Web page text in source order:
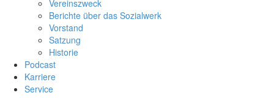
Vereinszweck
Berichte über das Sozialwerk
Vorstand
Satzung
Historie
Podcast
Karriere
Service